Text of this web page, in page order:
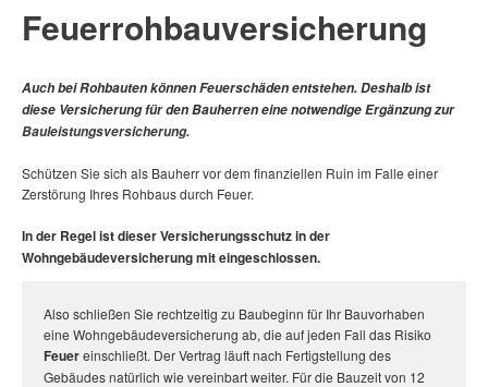
Feuerrohbauversicherung
Auch bei Rohbauten können Feuerschäden entstehen. Deshalb ist
diese Versicherung für den Bauherren eine notwendige Ergänzung zur
Bauleistungsversicherung.
Schützen Sie sich als Bauherr vor dem finanziellen Ruin im Falle einer
Zerstörung Ihres Rohbaus durch Feuer.
In der Regel ist dieser Versicherungsschutz in der
Wohngebäudeversicherung mit eingeschlossen.
Also schließen Sie rechtzeitig zu Baubeginn für Ihr Bauvorhaben
eine Wohngebäudeversicherung ab, die auf jeden Fall das Risiko
Feuereinschließt. Der Vertrag läuft nach Fertigstellung des
Gebäudes natürlich wie vereinbart weiter. Für die Bauzeit von 12